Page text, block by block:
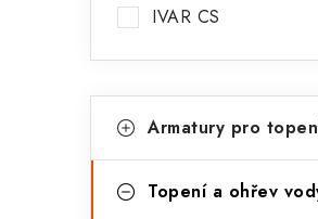
l
IVAR CS
kategorie
a
Armatury pro
Topení a ohřev